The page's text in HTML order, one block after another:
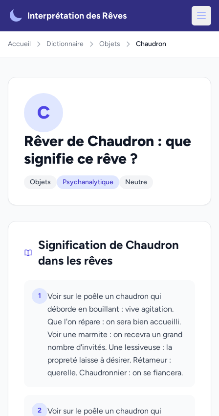
Interprétation des Rêves
Accueil Dictionnaire Objets Chaudron
C
Rêver de Chaudron : que
signifie ce rêve ?
Objets Psychanalytique Neutre
Signification de Chaudron
dans les rêves
1
Voir sur le poêle un chaudron qui
déborde en bouillant : vive agitation.
Que l'on répare : on sera bien accueilli.
Voir une marmite : on recevra un grand
nombre d'invités. Une lessiveuse : la
propreté laisse à désirer. Rétameur :
querelle. Chaudronnier : on se fiancera.
2
Voir sur le poêle un chaudron qui